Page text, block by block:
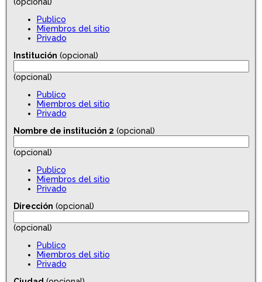
Publico
Miembros del sitio
Privado
Institución (opcional)
(opcional)
Publico
Miembros del sitio
Privado
Nombre de institución 2 (opcional)
(opcional)
Publico
Miembros del sitio
Privado
Dirección (opcional)
(opcional)
Publico
Miembros del sitio
Privado